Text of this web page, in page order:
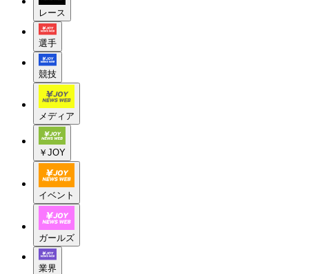
レース
選手
競技
メディア
￥JOY
イベント
ガールズ
業界